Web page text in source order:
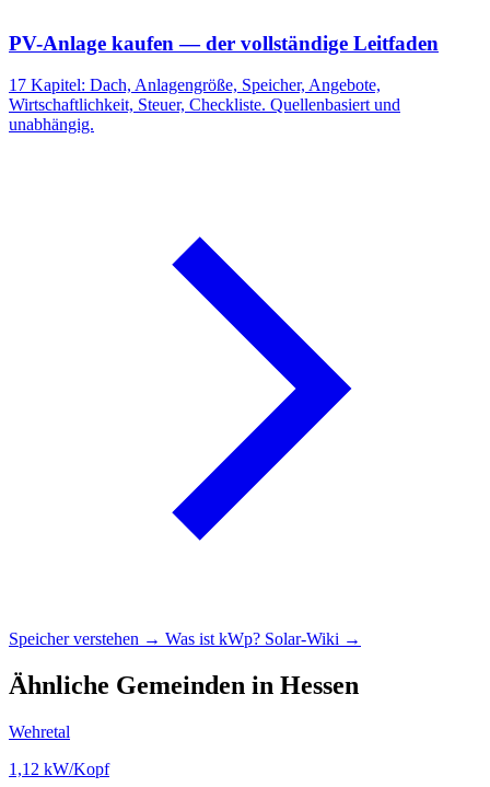
PV-Anlage kaufen — der vollständige Leitfaden
17 Kapitel: Dach, Anlagengröße, Speicher, Angebote,
Wirtschaftlichkeit, Steuer, Checkliste. Quellenbasiert und
unabhängig.
Speicher verstehen → Was ist kWp? Solar-Wiki →
Ähnliche Gemeinden in Hessen
Wehretal
1,12 kW/Kopf